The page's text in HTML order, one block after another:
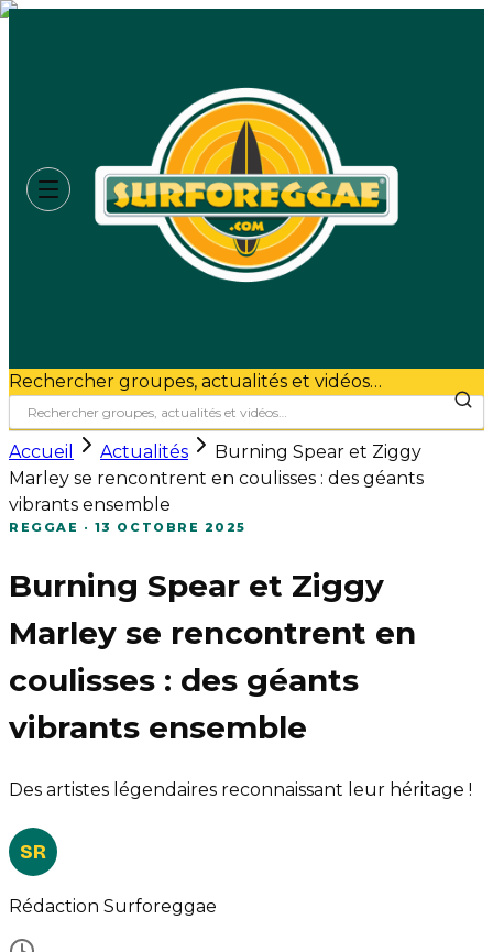
Rechercher groupes, actualités et vidéos…
Accueil Actualités
Burning Spear et Ziggy
Marley se rencontrent en coulisses : des géants
vibrants ensemble
REGGAE · 13 OCTOBRE 2025
Burning Spear et Ziggy
Marley se rencontrent en
coulisses : des géants
vibrants ensemble
Des artistes légendaires reconnaissant leur héritage !
SR
Rédaction Surforeggae